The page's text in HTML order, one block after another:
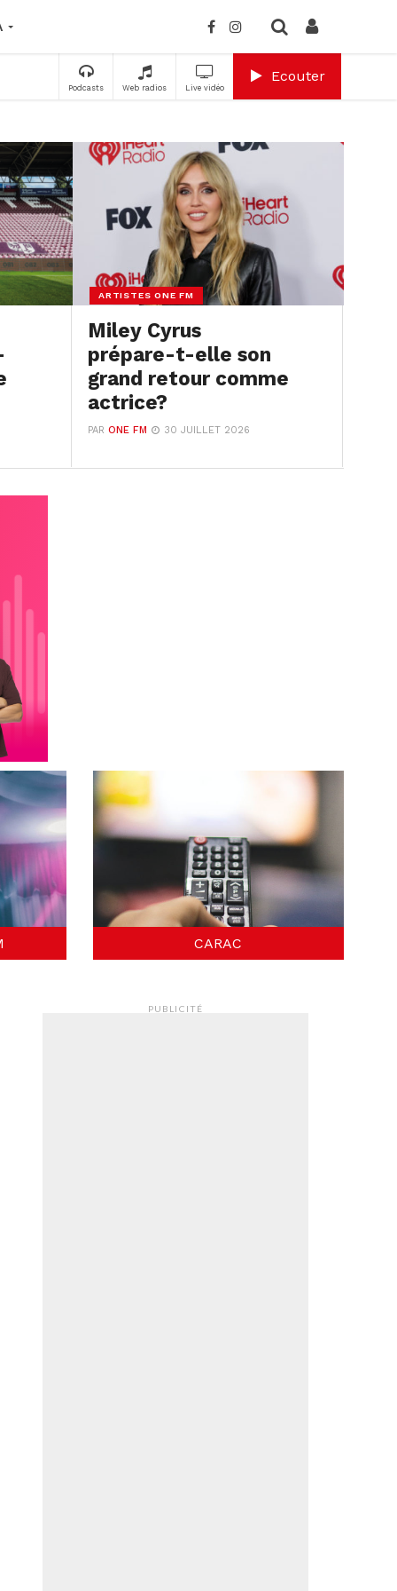
Podcasts Web radios Live vidéo
Ecouter
ARTISTES ONE FM
Miley Cyrus
prépare-t-elle son
grand retour comme
actrice?
PARONE FM 30 JUILLET 2026
CARAC
PUBLICITÉ